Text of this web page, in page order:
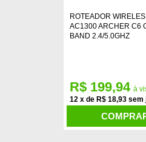
ROTEADOR
AC1300 ARCHER C6
BAND 2.4/5.0GHZ
12 x de R$ 18,93
R$ 199,94